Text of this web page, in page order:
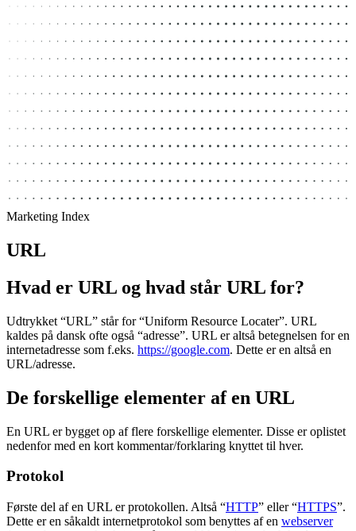
Marketing Index
URL
Hvad er URL og hvad står URL for?
Udtrykket “URL” står for “Uniform Resource Locater”. URL
kaldes på dansk ofte også “adresse”. URL er altså betegnelsen for en
URL/adresse.
De forskellige elementer af en URL
nedenfor med en kort kommentar/forklaring knyttet til hver.
Protokol